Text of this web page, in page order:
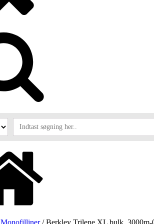
Monofilliner/ Berkley Trilene XL bulk,